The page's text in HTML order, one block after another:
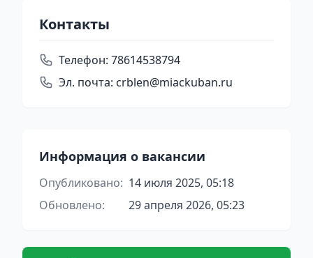
Контакты
Телефон: 78614538794
Эл. почта: crblen@miackuban.ru
Информация о вакансии
Опубликовано: 14 июля 2025, 05:18
Обновлено:
29 апреля 2026, 05:23